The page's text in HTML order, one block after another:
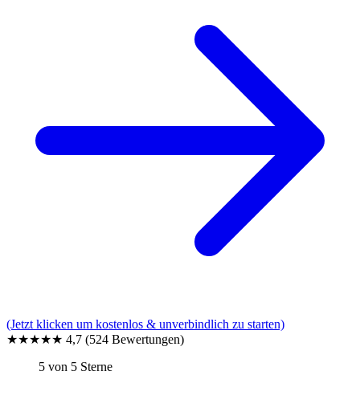
(Jetzt klicken um kostenlos & unverbindlich zu starten)
★★★★★ 4,7 (524 Bewertungen)
5 von 5 Sterne